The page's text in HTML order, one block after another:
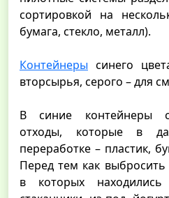
сортировкой на
бумага, стекло, металл).
Контейнеры синего
вторсырья, серого – для
В синие контейнеры
отходы, которые в
переработке – пластик,
Перед тем как выбросить
в которых